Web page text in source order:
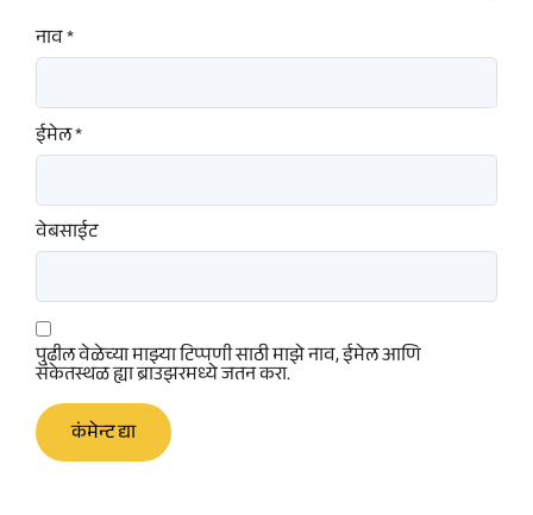
नाव*
ईमेल*
वेबसाईट
पुढील वेळेच्या माझ्या टिप्पणी साठी माझे नाव, ईमेल आणि
संकेतस्थळ ह्या ब्राउझरमध्ये जतन करा.